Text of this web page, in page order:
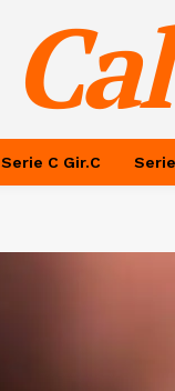
Serie C Gir.C